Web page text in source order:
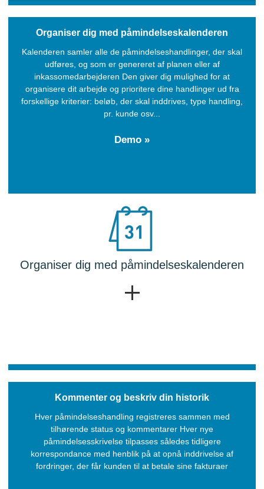
Organiser dig med påmindelseskalenderen
Kalenderen samler alle de påmindelseshandlinger, der skal
udføres, og som er genereret af planen eller af
inkassomedarbejderen Den giver dig mulighed for at
organisere dit arbejde og prioritere dine handlinger ud fra
forskellige kriterier: beløb, der skal inddrives, type handling,
pr. kunde osv...
Demo »
Organiser dig med påmindelseskalenderen
Kommenter og beskriv din historik
Hver påmindelseshandling registreres sammen med
tilhørende status og kommentarer Hver nye
påmindelsesskrivelse tilpasses således tidligere
korrespondance med henblik på at opnå inddrivelse af
fordringer, der får kunden til at betale sine fakturaer